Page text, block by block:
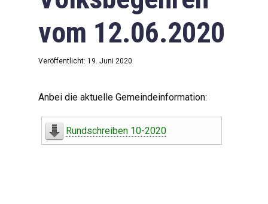
vom 12.06.2020
Veröffentlicht: 19. Juni 2020
Anbei die aktuelle Gemeindeinformation:
Rundschreiben 10-2020